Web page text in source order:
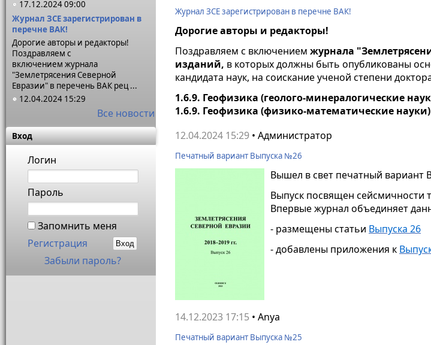
Журнал ЗСЕ зарегистрирован в перечне ВАК!
Дорогие авторы и редакторы!
Поздравляем с включением журнала
изданий, в которых должны быть опубликованы
кандидата наук, на соискание ученой степени
1.6.9. Геофизика (геолого-минералогические
1.6.9. Геофизика (физико-математические науки)
12.04.2024 15:29 • Администратор
Печатный вариант Выпуска №26
Вышел в свет печатный вариант
Выпуск посвящен сейсмичности
Впервые журнал объединяет
- размещены статьи Выпуска 26
- добавлены приложения к
14.12.2023 17:15 • Anya
Печатный вариант Выпуска №25
17.12.2024 09:00
Журнал ЗСЕ зарегистрирован в
перечне ВАК!
Дорогие авторы и редакторы!
Поздравляем с
включением журнала
"Землетрясения Северной
Евразии" в перечень ВАК рец ...
12.04.2024 15:29
Все новости
Вход
Логин
Пароль
Запомнить меня
Регистрация
Забыли пароль?